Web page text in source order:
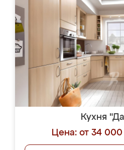
Кухня
Цена: от 34 000